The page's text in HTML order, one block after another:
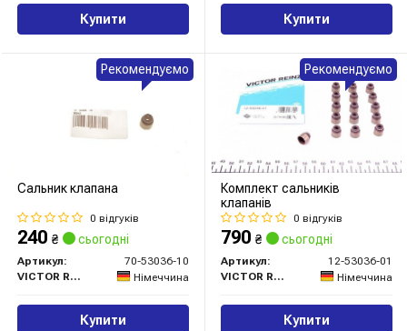
Купити Купити
Сальник клапана
0 відгуків
240 ₴ сьогодні
Артикул:
70-53036-10
VICTOR REINZ
Німеччина
Купити
Рекомендуємо
Комплект сальників
клапанів
0 відгуків
790 ₴ сьогодні
Артикул:
12-53036-01
VICTOR REINZ
Німеччина
Купити
Рекомендуємо